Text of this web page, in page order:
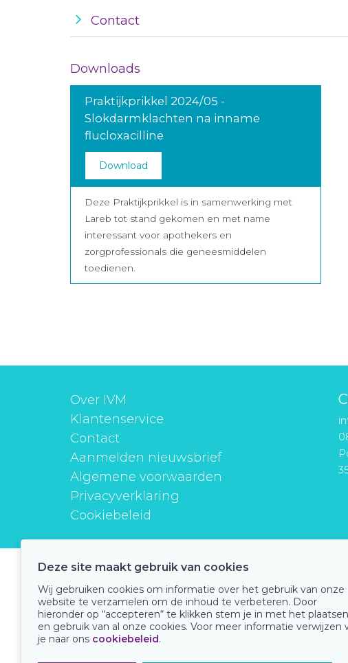
Contact
Downloads
Praktijkprikkel 2024/05 -
Slokdarmklachten na inname
flucloxacilline
Download
Deze Praktijkprikkel is in samenwerking met
Lareb tot stand gekomen en met name
interessant voor apothekers en
zorgprofessionals die geneesmiddelen
toedienen.
Over IVM
Klantenservice
Contact
Aanmelden nieuwsbrief
Algemene voorwaarden
Privacyverklaring
Cookiebeleid
instituutverantwoordmedicijngebruik
Onze keurmerken
Deze site maakt gebruik van cookies
Wij gebruiken cookies om informatie over het gebruik van onze
website te verzamelen om de inhoud te verbeteren. Door
hieronder op “accepteren“ te klikken stem je in met het plaatsen
en gebruik van al onze cookies. Voor meer informatie verwijzen
je naar ons cookiebeleid.